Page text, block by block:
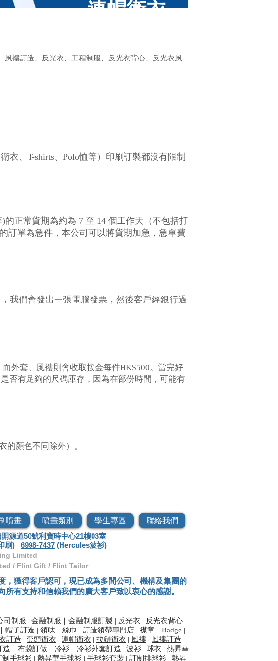
​連帽衛衣
風褸訂造、 反光衣、 工程制服、 反光衣背心、 反光衣風
、T-shirts、Polo恤等）印刷訂製都沒有限制
的正常貨期為約為 7 至 14 個工作天（不包括打
訂單為急件，本公司可以將貨期加急，急單費
我們會發出一張電腦發票，然後客戶經銀行過
外套、風褸則會收取按金每件HK$500。當完好
否有足夠的尺碼庫存，因為在部份時間，可能有
的顏色不同除外）。
噴畫 噴畫類別 學生專區
聯絡我們
道50號利寶時中心21樓03室
刷) 6998-7437 (Hercules波衫)
Limited
/ Flint Gift/ Flint Tailor
，獲得客戶認可，現已成為多間公司、機構及集團的
有支持和信賴我們的廣大客戶致以衷心的感謝。
司制服 | 金融制服 金融制服訂製 | 反光衣 | 反光衣背心 |
帽子訂造 | 領呔 絲巾 | 訂造領帶專門店 | 襟章 Badge |
訂造 | 套頭衛衣 | 連帽衛衣 | 拉鏈衛衣 | 風褸 | 風褸訂造 | ​
造 布袋訂做 冷衫 冷衫外套訂造 | 波衫 | 球衣 | 熱昇華
制手球衫 | 熱昇華手球衫 | 手球衫套裝 | 訂制排球衫 | 熱昇